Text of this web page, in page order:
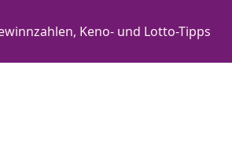
Keno- und Lotto-Tipps